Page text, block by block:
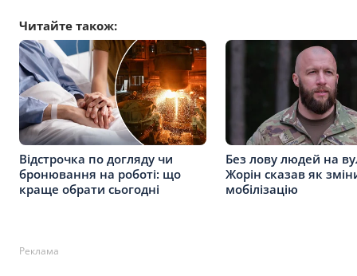
Читайте також:
Відстрочка по догляду чи
бронювання на роботі: що
краще обрати сьогодні
Без лову людей на
Жорін сказав як
мобілізацію
Реклама